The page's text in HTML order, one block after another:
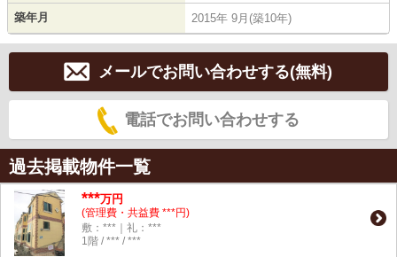
築年月 2015年 9月(築10年)
メールでお問い合わせする(無料)
電話でお問い合わせする
過去掲載物件一覧
***万円
(管理費・共益費 ***円)
敷：***｜礼：***
1階 / *** / ***